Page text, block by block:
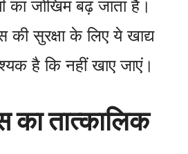
जोखिम बढ़ जाता है।
सुरक्षा के लिए ये खाद्य
है कि नहीं खाए जाएं।
तात्कालिक